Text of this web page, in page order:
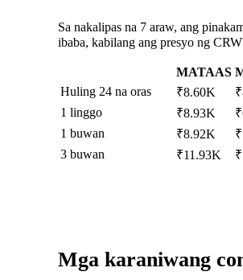
Sa nakalipas na 7 araw, ang
ibaba, kabilang ang presyo ng
MATAAS
Huling 24 na oras
₹8.60K
1 linggo
₹8.93K
1 buwan
₹8.92K
3 buwan
₹11.93K
Mga karaniwang